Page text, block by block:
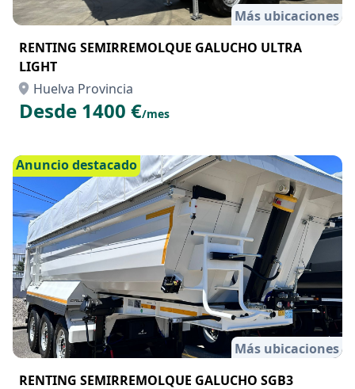
Más ubicaciones
RENTING SEMIRREMOLQUE GALUCHO ULTRA
LIGHT
Huelva Provincia
Desde 1400 €/mes
Anuncio destacado
Más ubicaciones
RENTING SEMIRREMOLQUE GALUCHO SGB3